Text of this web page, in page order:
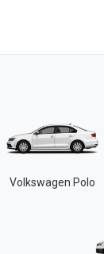
Volkswagen Polo